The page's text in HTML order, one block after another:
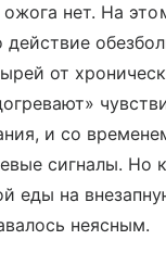
ожога нет. На
действие
от
и со
сигналы. Но
еды на
неясным.